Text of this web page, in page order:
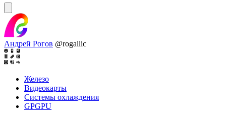
Андрей Рогов @rogallic
Железо
Видеокарты
Системы охлаждения
GPGPU